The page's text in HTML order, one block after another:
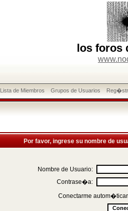
los foros
Lista de Miembros Grupos de Usuarios
Por favor, ingrese su nombre de
Nombre de Usuario:
Contrase�a:
Conectarme